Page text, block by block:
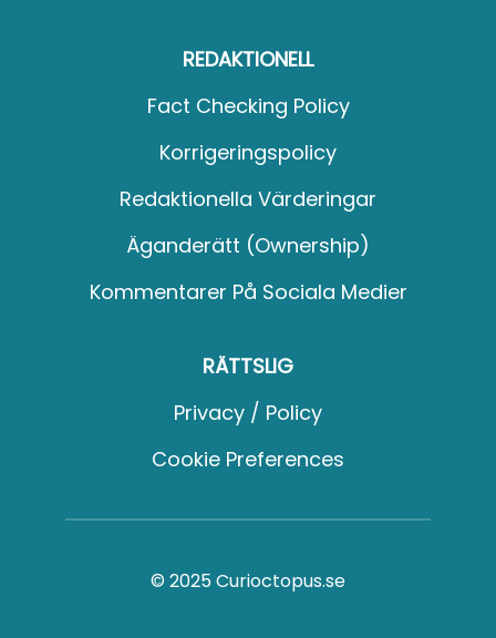
REDAKTIONELL
Fact Checking Policy
Korrigeringspolicy
Redaktionella Värderingar
Äganderätt (Ownership)
Kommentarer På Sociala Medier
RÄTTSLIG
Privacy / Policy
Cookie Preferences
© 2025 Curioctopus.se